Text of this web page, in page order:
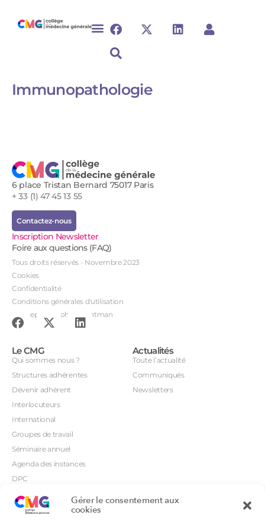
Gérer le consentement aux
cookies
Immunopathologie​​​
6 place Tristan Bernard 75017 Paris
+ 33 (1) 47 45 13 55
Contactez-nous
Inscription Newsletter
Foire aux questions (FAQ)
Tous droits réservés - Novembre 2023
Cookies
Confidentialité
Conditions générales d'utilisation
Conception : John Brightman
Le CMG
Qui sommes nous ?
Structures adhérentes
Dévenir adhérent
Interlocuteurs
International
Groupes de travail
Séminaire annuel
Agenda des instances
DPC
Orientations prioritaires
Actualités
Toute l’actualité
Communiqués
Newsletters